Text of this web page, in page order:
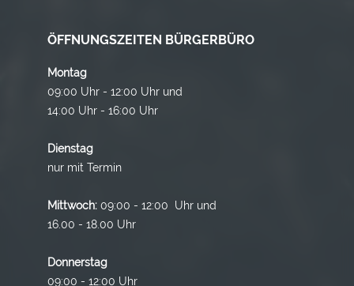
ÖFFNUNGSZEITEN BÜRGERBÜRO
Montag
09:00 Uhr - 12:00 Uhr und
14:00 Uhr - 16:00 Uhr
Dienstag
nur mit Termin
Mittwoch: 09:00 - 12:00 Uhr und
16.00 - 18.00 Uhr
Donnerstag
09:00 - 12:00 Uhr